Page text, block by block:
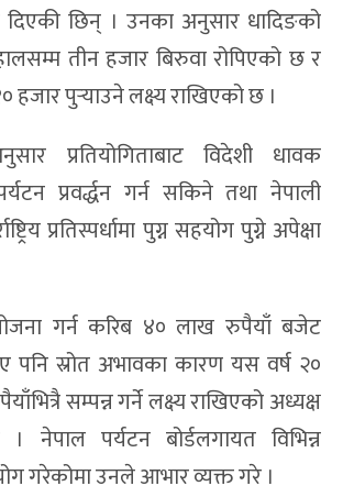
दिएकी छिन् । उनका अनुसार धादिङको
तीन हजार बिरुवा रोपिएको छ र
हजार पुर्‍याउने लक्ष्य राखिएको छ ।
प्रतियोगिताबाट विदेशी धावक
प्रवर्द्धन गर्न सकिने तथा नेपाली
प्रतिस्पर्धामा पुग्न सहयोग पुग्ने अपेक्षा
गर्न करिब ४० लाख रुपैयाँ बजेट
स्रोत अभावका कारण यस वर्ष २०
सम्पन्न गर्ने लक्ष्य राखिएको अध्यक्ष
नेपाल पर्यटन बोर्डलगायत विभिन्न
गरेकोमा उनले आभार व्यक्त गरे ।